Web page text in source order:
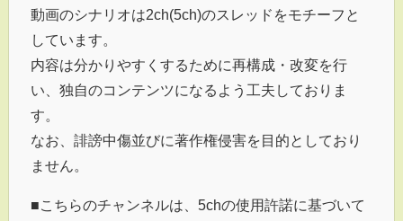
動画のシナリオは2ch(5ch)のスレッドをモチーフと
しています。
内容は分かりやすくするために再構成・改変を行
い、独自のコンテンツになるよう工夫しておりま
す。
なお、誹謗中傷並びに著作権侵害を目的としており
ません。
■こちらのチャンネルは、5chの使用許諾に基づいて